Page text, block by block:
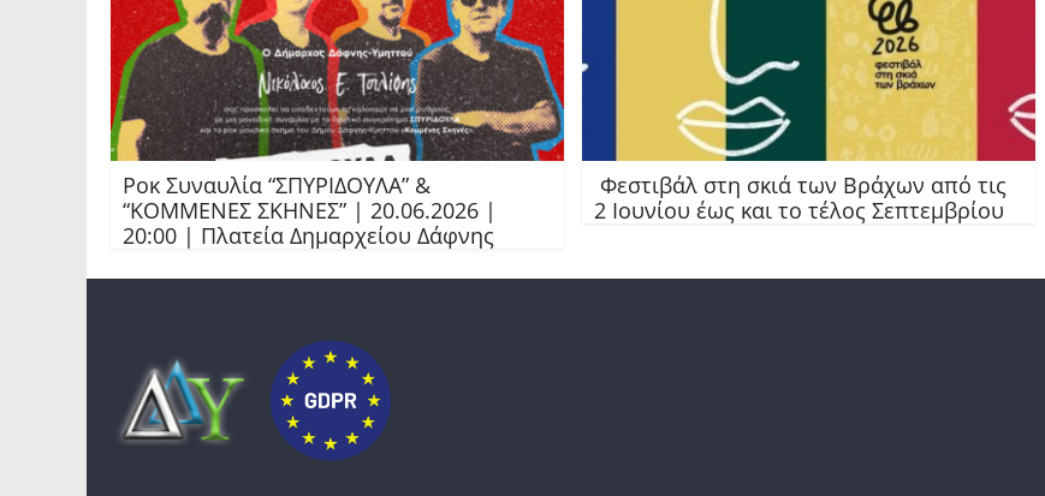
Ροκ Συναυλία “ΣΠΥΡΙΔΟΥΛΑ” &
“ΚΟΜΜΕΝΕΣ ΣΚΗΝΕΣ” | 20.06.2026 |
20:00 | Πλατεία Δημαρχείου Δάφνης
Φεστιβάλ στη σκιά των Βράχων από τις
2 Ιουνίου έως και το τέλος Σεπτεμβρίου